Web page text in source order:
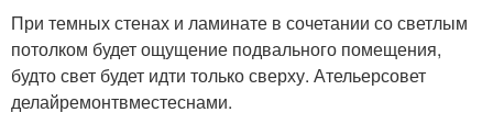
При темных стенах и ламинате в сочетании со светлым
потолком будет ощущение подвального помещения,
будто свет будет идти только сверху. Ательерсовет
делайремонтвместеснами.